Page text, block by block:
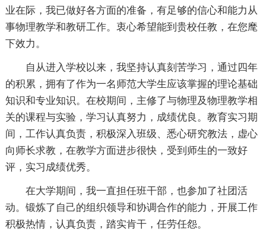
业在际，我已做好各方面的准备，有足够的信心和能力从
事物理教学和教研工作。衷心希望能到贵校任教，在您麾
下效力。
自从进入学校以来，我坚持认真刻苦学习，通过四年
的积累，拥有了作为一名师范大学生应该掌握的理论基础
知识和专业知识。在校期间，主修了与物理及物理教学相
关的课程与实验，学习认真努力，成绩优良。教育实习期
间，工作认真负责，积极深入班级、悉心研究教法，虚心
向师长求教，在教学方面进步很快，受到师生的一致好
评，实习成绩优秀。
在大学期间，我一直担任班干部，也参加了社团活
动。锻炼了自己的组织领导和协调合作的能力，开展工作
积极热情，认真负责，踏实肯干，任劳任怨。